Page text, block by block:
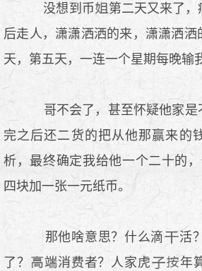
没想到币
第二天又来了
后走人，潇潇洒洒的来，潇潇洒洒
天，第五天，一连一个星期每晚输
哥不会了，甚至怀疑他家是
完之后还二货的把从他那赢来的
析，最终确定我给他一个二十的
四块加一张一元纸币。
那他啥意思？什么滴 活
了？
端消费者？人家虎 年